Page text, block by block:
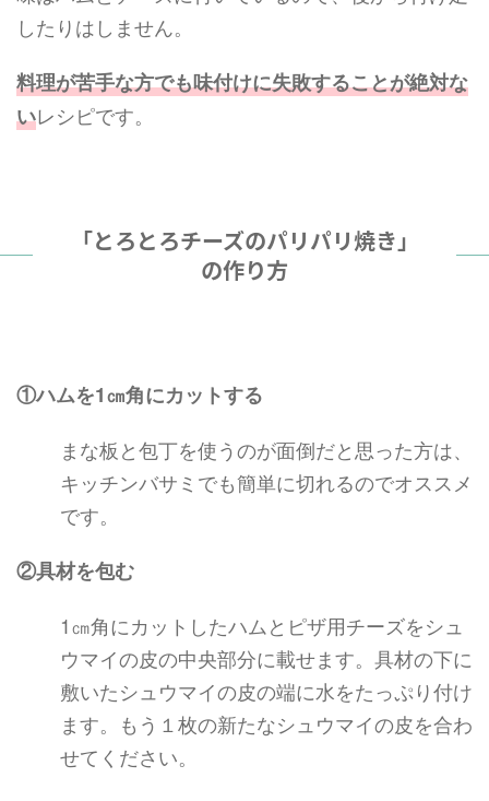
したりはしません。
料理が苦手な方でも味付けに失敗することが絶対な
いレシピです。
「とろとろチーズのパリパリ焼き」
の作り方
①ハムを1㎝角にカットする
まな板と包丁を使うのが面倒だと思った方は、
キッチンバサミでも簡単に切れるのでオススメ
です。
②具材を包む
1㎝角にカットしたハムとピザ用チーズをシュ
ウマイの皮の中央部分に載せます。具材の下に
敷いたシュウマイの皮の端に水をたっぷり付け
ます。もう１枚の新たなシュウマイの皮を合わ
せてください。